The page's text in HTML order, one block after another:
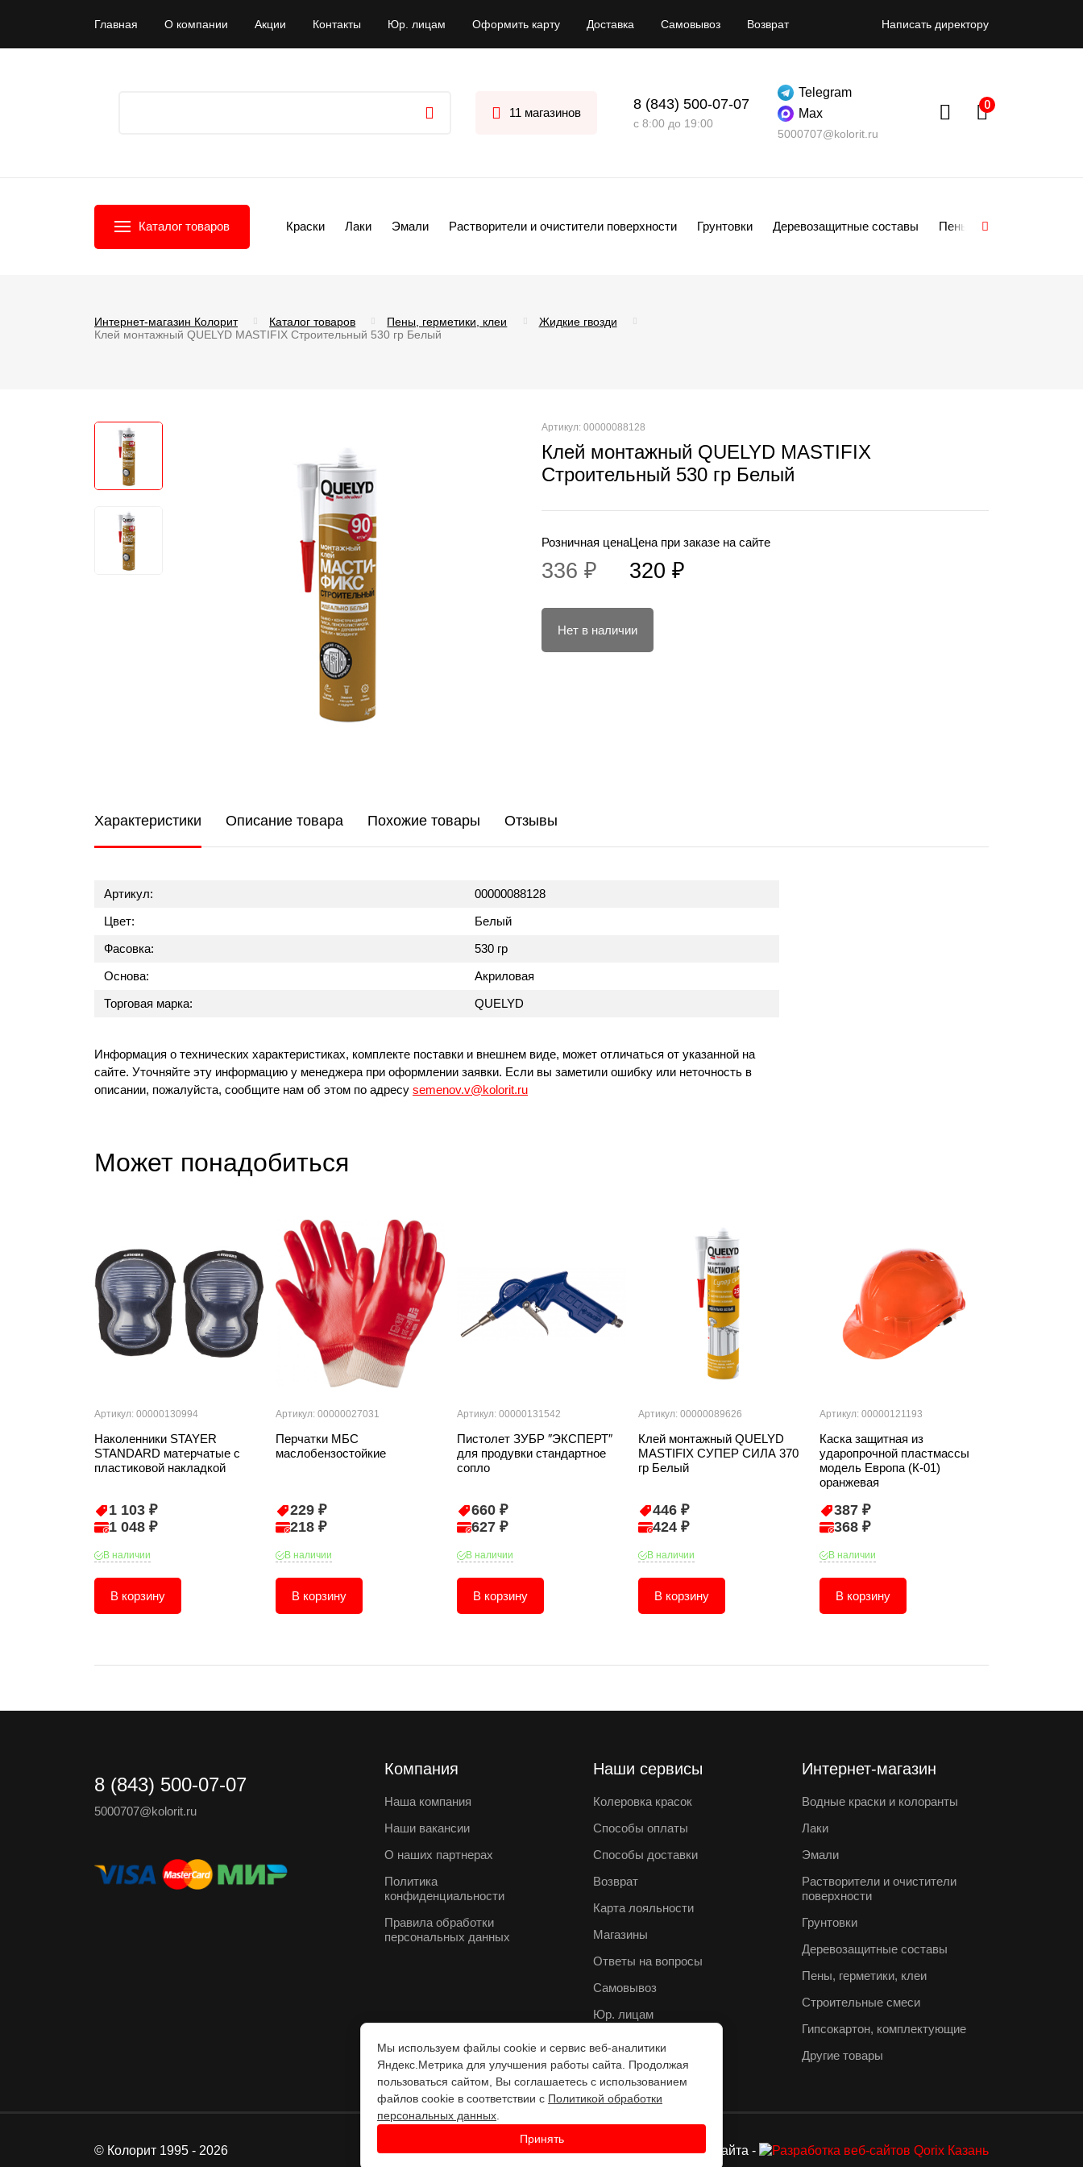
Главная О компании Акции Контакты Юр. лицам Оформить карту Доставка Самовывоз Возврат Написать директору
11 магазинов
8 (843) 500-07-07
с 8:00 до 19:00
Telegram
Max
5000707@kolorit.ru
Каталог товаров Краски Лаки Эмали Растворители и очистители поверхности Грунтовки Деревозащитные составы Пены
Интернет-магазин Колорит Каталог товаров Пены, герметики, клеи
Жидкие гвозди
Клей монтажный QUELYD MASTIFIX Строительный 530 гр Белый
Артикул: 00000088128
Клей монтажный QUELYD MASTIFIX
Строительный 530 гр Белый
Розничная цена
336 ₽
Цена при заказе на сайте
320 ₽
Нет в наличии
Характеристики Описание товара Похожие товары Отзывы
Артикул:
00000088128
Цвет:
Белый
Фасовка:
530 гр
Основа:
Акриловая
Торговая марка:
QUELYD
Информация о технических характеристиках, комплекте поставки и внешнем виде, может отличаться от указанной на
сайте. Уточняйте эту информацию у менеджера при оформлении заявки. Если вы заметили ошибку или неточность в
описании, пожалуйста, сообщите нам об этом по адресу semenov.v@kolorit.ru
Может понадобиться
Артикул: 00000130994
Наколенники STAYER
STANDARD матерчатые с
пластиковой накладкой
1 103 ₽
1 048 ₽
В наличии
В корзину
Артикул: 00000027031
Перчатки МБС
маслобензостойкие
229 ₽
218 ₽
В наличии
В корзину
Артикул: 00000131542
Пистолет ЗУБР ″ЭКСПЕРТ″
для продувки стандартное
сопло
660 ₽
627 ₽
В наличии
В корзину
Артикул: 00000089626
Клей монтажный QUELYD
MASTIFIX СУПЕР СИЛА 370
гр Белый
446 ₽
424 ₽
В наличии
В корзину
Артикул: 00000121193
Каска защитная из
ударопрочной пластмассы
модель Европа (К-01)
оранжевая
387 ₽
368 ₽
В наличии
В корзину
8 (843) 500-07-07
5000707@kolorit.ru
Компания
Наша компания
Наши вакансии
О наших партнерах
Политика
конфиденциальности
Правила обработки
персональных данных
Наши сервисы
Колеровка красок
Способы оплаты
Способы доставки
Возврат
Карта лояльности
Магазины
Ответы на вопросы
Самовывоз
Юр. лицам
Интернет-магазин
Водные краски и колоранты
Лаки
Эмали
Растворители и очистители
поверхности
Грунтовки
Деревозащитные составы
Пены, герметики, клеи
Строительные смеси
Гипсокартон, комплектующие
Другие товары
© Колорит 1995 - 2026 Разработка веб-сайта -
Мы используем файлы cookie и сервис веб-аналитики
Яндекс.Метрика для улучшения работы сайта. Продолжая
пользоваться сайтом, Вы соглашаетесь с использованием
файлов cookie в соответствии с Политикой обработки
персональных данных
Принять